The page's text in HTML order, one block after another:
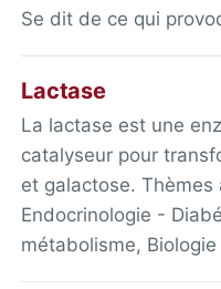
Se dit de ce qui
Lactase
La lactase est une
catalyseur pour
et galactose. Thèmes
Endocrinologie -
métabolisme,